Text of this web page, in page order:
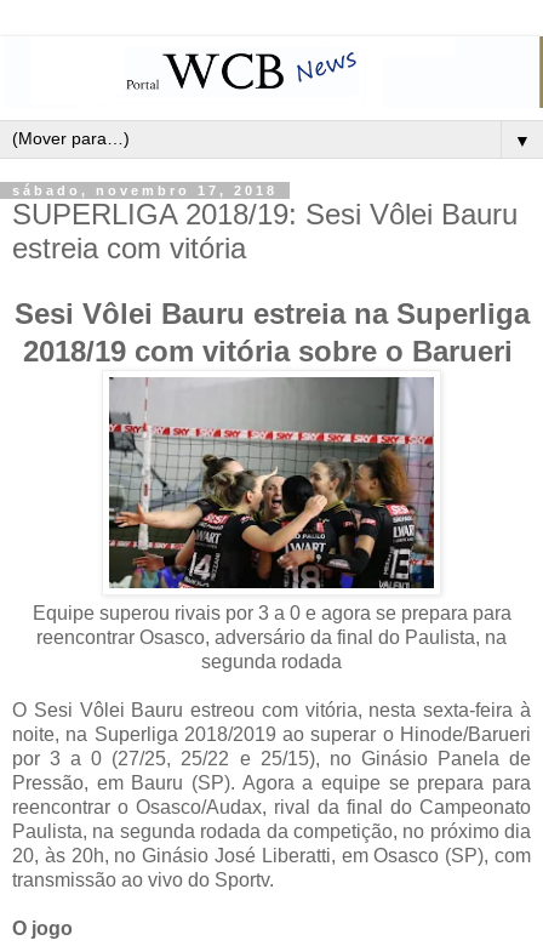
▼
sábado, novembro 17, 2018
SUPERLIGA 2018/19: Sesi Vôlei Bauru
estreia com vitória
Sesi Vôlei Bauru estreia na Superliga
2018/19 com vitória sobre o Barueri
Equipe superou rivais por 3 a 0 e agora se prepara para
reencontrar Osasco, adversário da final do Paulista, na
segunda rodada
O Sesi Vôlei Bauru estreou com vitória, nesta sexta-feira à
noite, na Superliga 2018/2019 ao superar o Hinode/Barueri
por 3 a 0 (27/25, 25/22 e 25/15), no Ginásio Panela de
Pressão, em Bauru (SP). Agora a equipe se prepara para
reencontrar o Osasco/Audax, rival da final do Campeonato
Paulista, na segunda rodada da competição, no próximo dia
20, às 20h, no Ginásio José Liberatti, em Osasco (SP), com
transmissão ao vivo do Sportv.
O jogo